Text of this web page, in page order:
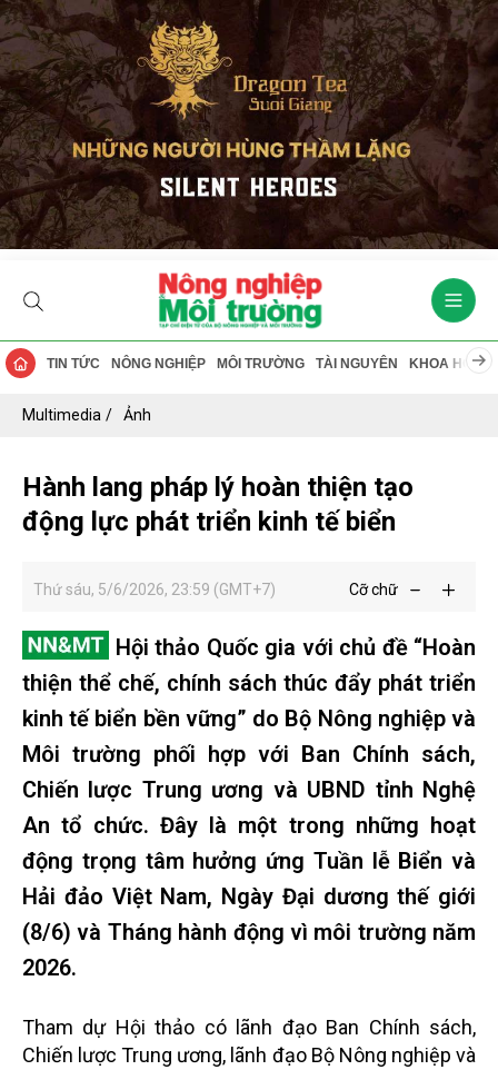
TIN TỨC NÔNG NGHIỆP MÔI TRƯỜNG TÀI NGUYÊN KHOA HỌC
Multimedia Ảnh
Hành lang pháp lý hoàn thiện tạo
động lực phát triển kinh tế biển
Thứ sáu, 5/6/2026, 23:59 (GMT+7) Cỡ chữ
Hội thảo Quốc gia với chủ đề “Hoàn
thiện thể chế, chính sách thúc đẩy phát triển
kinh tế biển bền vững” do Bộ Nông nghiệp và
Môi trường phối hợp với Ban Chính sách,
Chiến lược Trung ương và UBND tỉnh Nghệ
An tổ chức. Đây là một trong những hoạt
động trọng tâm hưởng ứng Tuần lễ Biển và
Hải đảo Việt Nam, Ngày Đại dương thế giới
(8/6) và Tháng hành động vì môi trường năm
2026.
Tham dự Hội thảo có lãnh đạo Ban Chính sách,
Chiến lược Trung ương, lãnh đạo Bộ Nông nghiệp và